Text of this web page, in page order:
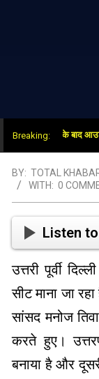
Breaking:
में जीत के बाद आउटर
BY: TOTAL
WITH: 0
Listen
उत्तरी पूर्वी
सीट माना जा
सांसद मनोज
करते हुए।
बनाया है और